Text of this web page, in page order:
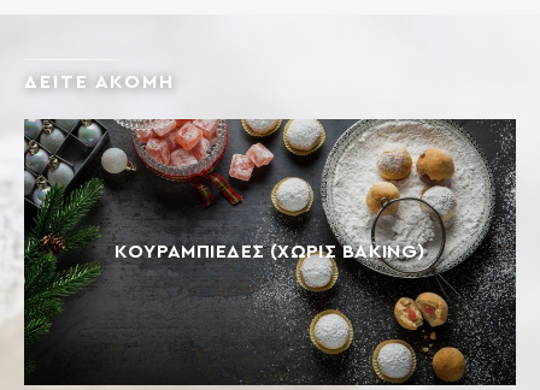
ΔΕΙΤΕ ΑΚΟΜΗ
ΚΟΥΡΑΜΠΙΈΔΕΣ (ΧΩΡΊΣ BAKING)